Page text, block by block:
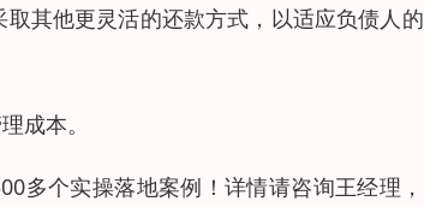
其他更灵活的还款方式，以适应负债人
成本。
多个实操落地案例！详情请咨询王经理